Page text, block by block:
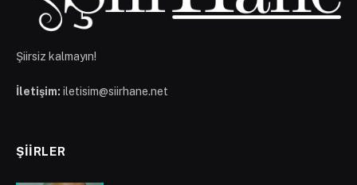
Şiirsiz kalmayın!
İletişim: iletisim@siirhane.net
ŞIIRLER